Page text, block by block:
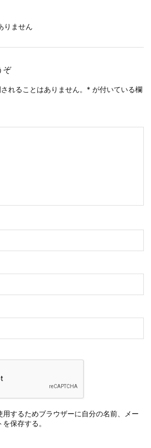
りません
ぞ
れることはありません。 * が付いている欄
用するためブラウザーに自分の名前、メー
保存する。